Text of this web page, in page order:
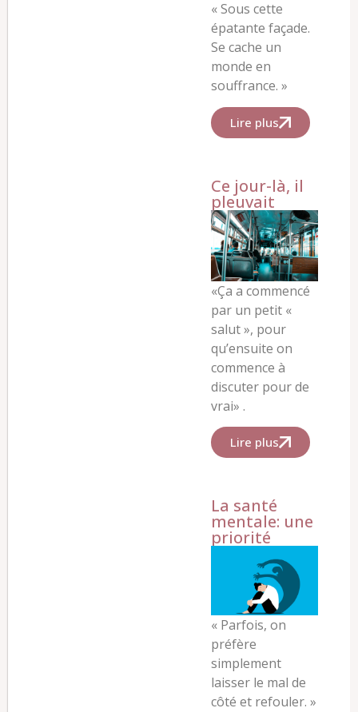
« Sous cette
épatante façade.
Se cache un
monde en
souffrance. »
Lire plus
Ce jour-là, il
pleuvait
«Ça a commencé
par un petit «
salut », pour
qu’ensuite on
commence à
discuter pour de
vrai» .
Lire plus
La santé
mentale: une
priorité
« Parfois, on
préfère
simplement
laisser le mal de
côté et refouler. »